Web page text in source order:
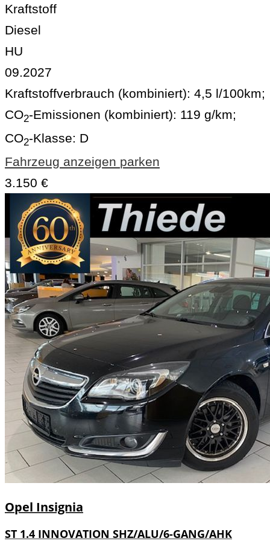
Kraftstoff
Diesel
HU
09.2027
Kraftstoffverbrauch (kombiniert): 4,5 l/100km;
CO2-Emissionen (kombiniert): 119 g/km;
CO2-Klasse: D
Fahrzeug anzeigen parken
3.150 €
Opel Insignia
ST 1.4 INNOVATION SHZ/ALU/6-GANG/AHK